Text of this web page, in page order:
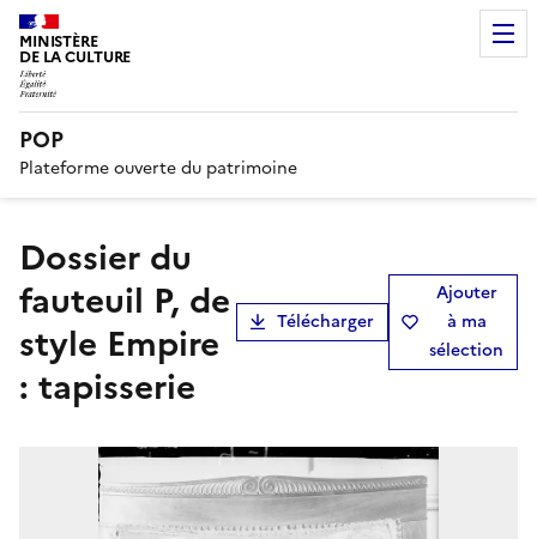
MINISTÈRE
DE LA CULTURE
POP
Plateforme ouverte du patrimoine
Dossier du
fauteuil P, de
style Empire
: tapisserie
Télécharger
Ajouter
à ma
sélection